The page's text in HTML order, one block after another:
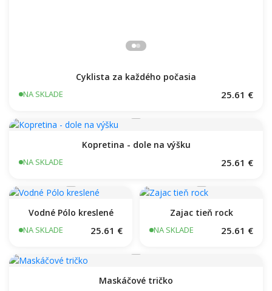
Cyklista za každého počasia
NA SKLADE 25.61 €
Kopretina - dole na výšku
NA SKLADE 25.61 €
Vodné Pólo kreslené
NA SKLADE 25.61 €
Zajac tieň rock
NA SKLADE 25.61 €
Maskáčové tričko